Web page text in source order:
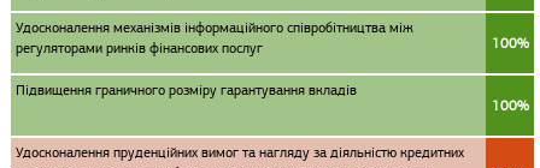
Удосконалення механізмів інформаційного співробітництва між
регуляторами ринків фінансових послуг
100%
Підвищення граничного розміру гарантування вкладів
100%
Удосконалення пруденційних вимог та нагляду за діяльністю кредитних